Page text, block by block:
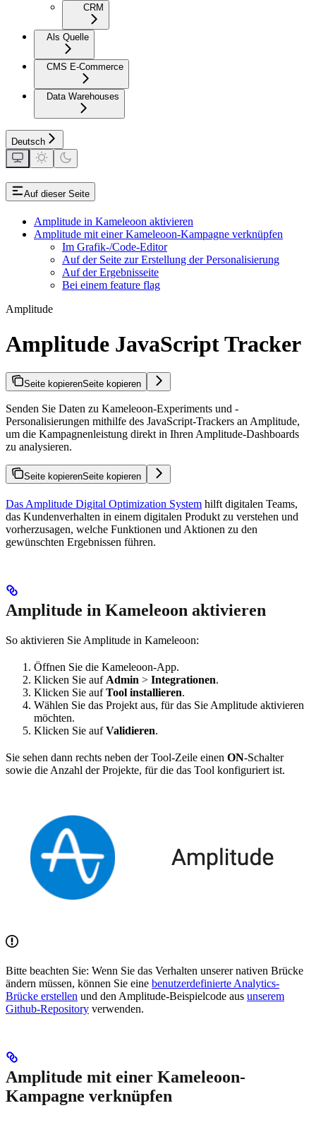
CRM
Als Quelle
CMS E-Commerce
Data Warehouses
Deutsch
Auf dieser Seite
Amplitude in Kameleoon aktivieren
Amplitude mit einer Kameleoon-Kampagne verknüpfen
Im Grafik-/Code-Editor
Auf der Seite zur Erstellung der Personalisierung
Auf der Ergebnisseite
Bei einem feature flag
Amplitude
Amplitude JavaScript Tracker
Seite kopierenSeite kopieren
Senden Sie Daten zu Kameleoon-Experiments und -
Personalisierungen mithilfe des JavaScript-Trackers an Amplitude,
um die Kampagnenleistung direkt in Ihren Amplitude-Dashboards
zu analysieren.
Seite kopierenSeite kopieren
Das Amplitude Digital Optimization System hilft digitalen Teams,
das Kundenverhalten in einem digitalen Produkt zu verstehen und
vorherzusagen, welche Funktionen und Aktionen zu den
gewünschten Ergebnissen führen.
Amplitude in Kameleoon aktivieren
So aktivieren Sie Amplitude in Kameleoon:
Öffnen Sie die Kameleoon-App.
Klicken Sie auf Admin > Integrationen.
Klicken Sie aufTool installieren.
Wählen Sie das Projekt aus, für das Sie Amplitude aktivieren
möchten.
Klicken Sie aufValidieren.
Sie sehen dann rechts neben der Tool-Zeile einen ON-Schalter
sowie die Anzahl der Projekte, für die das Tool konfiguriert ist.
Bitte beachten Sie: Wenn Sie das Verhalten unserer nativen Brücke
ändern müssen, können Sie eine benutzerdefinierte Analytics-
Brücke erstellen und den Amplitude-Beispielcode aus unserem
Github-Repository verwenden.
Amplitude mit einer Kameleoon-
Kampagne verknüpfen